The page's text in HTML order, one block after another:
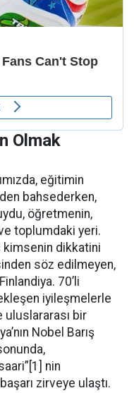
Olmak
eğitimin
bahsederken,
öğretmenin,
toplumdaki yeri.
kimsenin dikkatini
söz edilmeyen,
70’li
iyileşmelerle
uluslararası bir
Nobel Barış
nin
zirveye ulaştı.